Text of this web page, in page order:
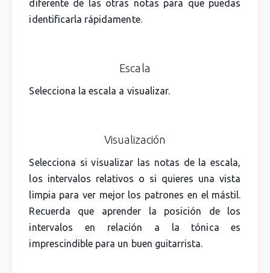
diferente de las otras notas para que puedas
identificarla rápidamente.
Escala
Selecciona la escala a visualizar.
Visualización
Selecciona si visualizar las notas de la escala,
los intervalos relativos o si quieres una vista
limpia para ver mejor los patrones en el mástil.
Recuerda que aprender la posición de los
intervalos en relación a la tónica es
imprescindible para un buen guitarrista.